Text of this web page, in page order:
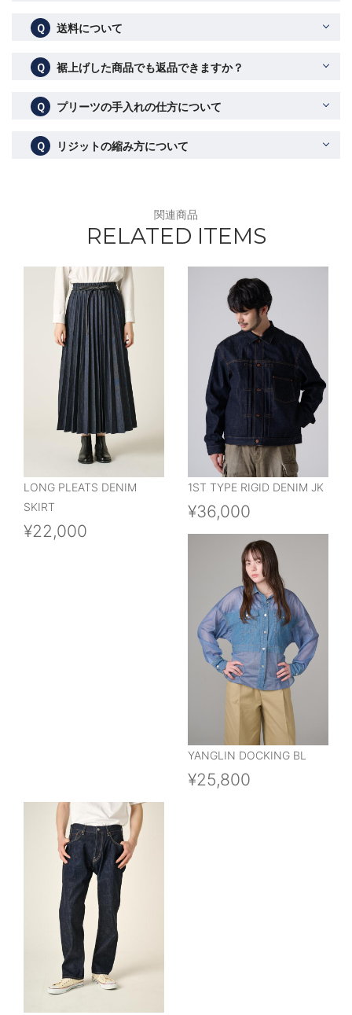
Ｑ 送料について
Ｑ 裾上げした商品でも返品できますか？
Ｑ プリーツの手入れの仕方について
Ｑ リジットの縮み方について
関連商品
RELATED ITEMS
LONG PLEATS DENIM
SKIRT
¥22,000
1ST TYPE RIGID DENIM JK
¥36,000
YANGLIN DOCKING BL
¥25,800